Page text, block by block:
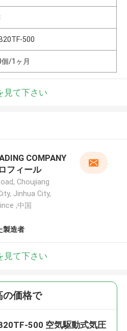
500
/1ヶ月
見て下さい
COMPANY
フィール
Choujiang
Jinhua City,
,中国
製造者
見て下さい
の価格で
500 空気駆動式気圧